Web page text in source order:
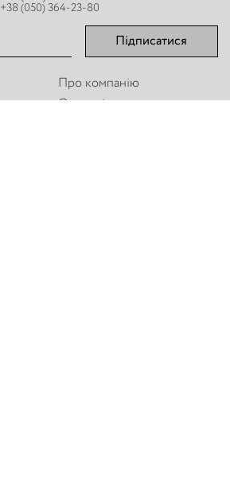
+38 (050) 364-23-80
Підписатися
Про компанію
Оплата і доставка